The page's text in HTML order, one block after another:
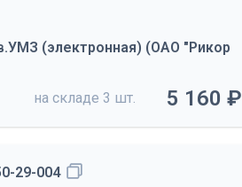
(электронная) (ОАО "Рикор
на складе 3 шт. 5 160 ₽
29-004